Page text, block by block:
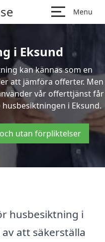
Menu
i Eksund
kan kännas som en
att jämföra offerter. Men
vår offerttjänst får
i Eksund.
utan förpliktelser
husbesiktning i
att säkerställa